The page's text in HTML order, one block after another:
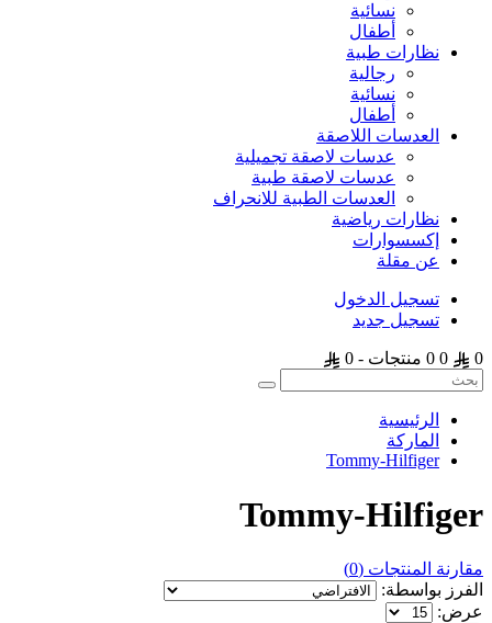
نسائية
أطفال
نظارات طبية
رجالية
نسائية
أطفال
العدسات اللاصقة
عدسات لاصقة تجميلية
عدسات لاصقة طبية
العدسات الطبية للانحراف
نظارات رياضية
إكسسوارات
عن مقلة
تسجيل الدخول
تسجيل جديد
0
0 0 منتجات - 0
الرئيسية
الماركة
Tommy-Hilfiger
Tommy-Hilfiger
مقارنة المنتجات (0)
الفرز بواسطة:
عرض: